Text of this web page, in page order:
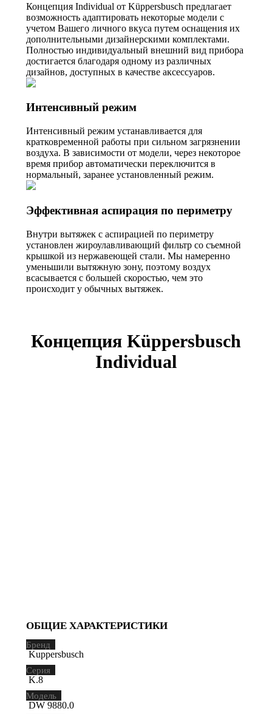
Концепция Individual от Küppersbusch предлагает
возможность адаптировать некоторые модели с
учетом Вашего личного вкуса путем оснащения их
дополнительными дизайнерскими комплектами.
Полностью индивидуальный внешний вид прибора
достигается благодаря одному из различных
дизайнов, доступных в качестве аксессуаров.
Интенсивный режим
Интенсивный режим устанавливается для
кратковременной работы при сильном загрязнении
воздуха. В зависимости от модели, через некоторое
время прибор автоматически переключится в
нормальный, заранее установленный режим.
Эффективная аспирация по периметру
Внутри вытяжек с аспирацией по периметру
установлен жироулавливающий фильтр со съемной
крышкой из нержавеющей стали. Мы намеренно
уменьшили вытяжную зону, поэтому воздух
всасывается с большей скоростью, чем это
происходит у обычных вытяжек.
Концепция Küppersbusch
Individual
ОБЩИЕ ХАРАКТЕРИСТИКИ
Бренд
Kuppersbusch
Серия
K.8
Модель
DW 9880.0